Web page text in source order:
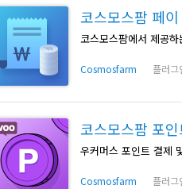
코스모스팜 페
코스모스팜에서 제공
Cosmosfarm 플러그
코스모스팜 포
우커머스 포인트 결제
Cosmosfarm 플러그